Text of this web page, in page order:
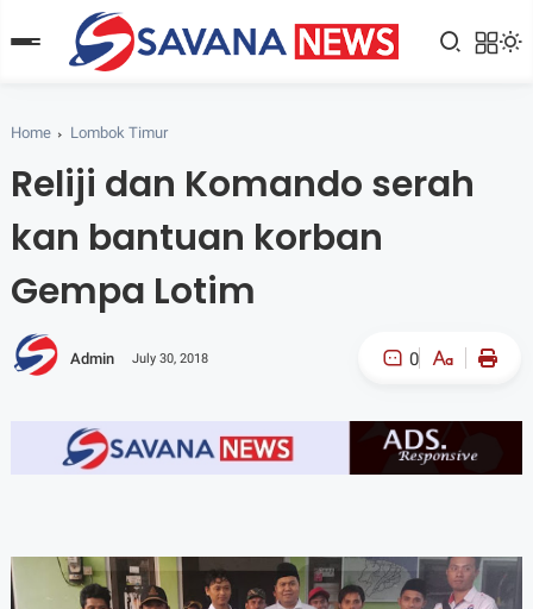
Home Lombok Timur
Reliji dan Komando serah
kan bantuan korban
Gempa Lotim
Admin July 30, 2018 0
A- A+